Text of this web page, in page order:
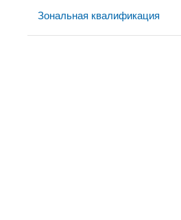
Зональная квалификация